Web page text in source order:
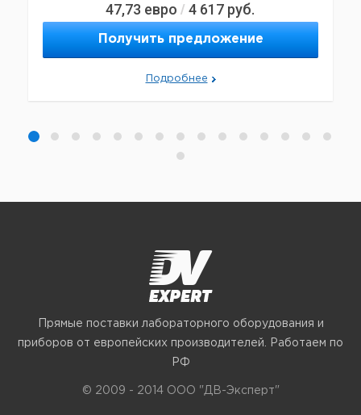
47,73 евро / 4 617 руб.
Получить предложение
Подробнее
Прямые поставки лабораторного оборудования и
приборов от европейских производителей. Работаем по
РФ
© 2009 - 2014 ООО "ДВ-Эксперт"